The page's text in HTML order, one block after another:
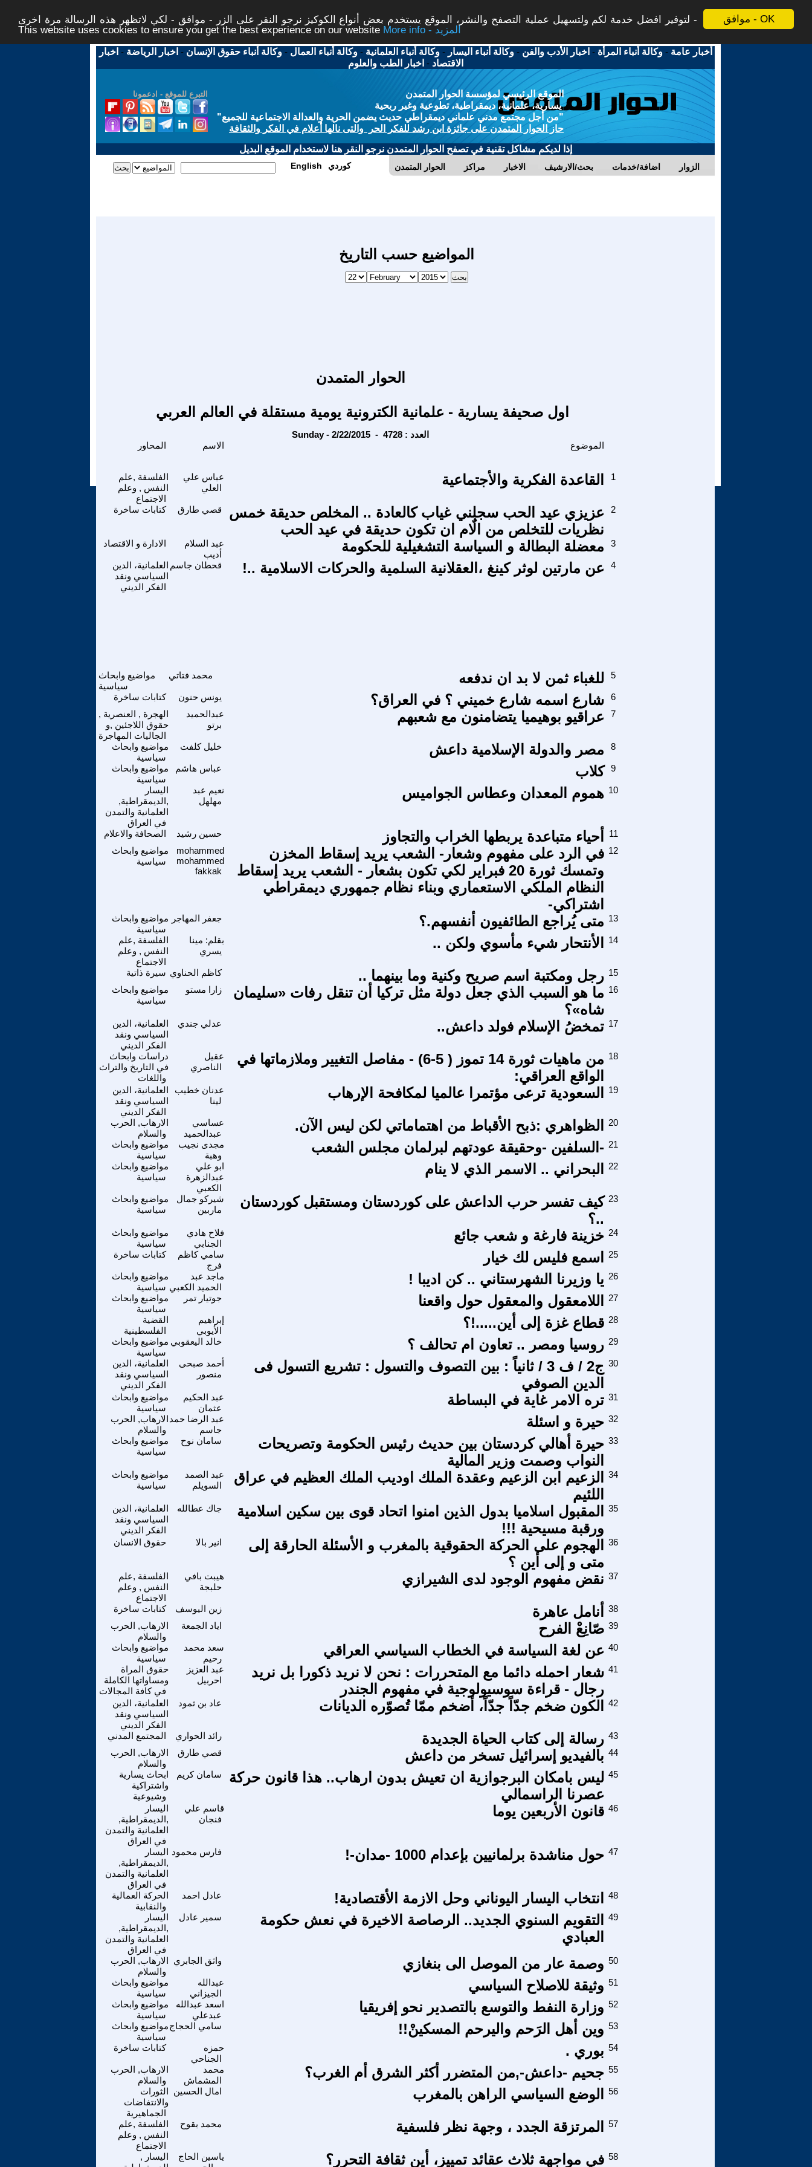
موافق - OK
لتوفير افضل خدمة لكم ولتسهيل عملية التصفح والنشر، الموقع يستخدم بعض أنواع الكوكيز نرجو النقر على الزر - موافق - لكي لاتظهر هذه الرسالة مرة اخرى -
This website uses cookies to ensure you get the best experience on our website
More info - المزيد
أخبار عامة -وكالة أنباء المرأة - اخبار الأدب والفن -وكالة أنباء اليسار -وكالة أنباء العلمانية -وكالة أنباء العمال -وكالة أنباء حقوق الإنسان - اخبار الرياضة - اخبار
الاقتصاد - اخبار الطب والعلوم
التبرع للموقع - ادعمونا
الموقع الرئيسي لمؤسسة الحوار المتمدن
يسارية، علمانية، ديمقراطية، تطوعية وغير ربحية
"من أجل مجتمع مدني علماني ديمقراطي حديث يضمن الحرية والعدالة الاجتماعية للجميع"
حاز الحوار المتمدن على جائزة ابن رشد للفكر الحر والتى نالها أعلام في الفكر والثقافة
إذا لديكم مشاكل تقنية في تصفح الحوار المتمدن نرجو النقر هنا لاستخدام الموقع البديل
الحوار المتمدن مراكز الاخبار بحث/الارشيف اضافة/خدمات الزوار English كوردي
المواضيع حسب التاريخ
الحوار المتمدن
اول صحيفة يسارية - علمانية الكترونية يومية مستقلة في العالم العربي
Sunday - 2/22/2015 - العدد : 4728
الاسم الموضوع
الفلسفة ,علم
النفس , وعلم
الاجتماع
عباس علي
العلي
القاعدة الفكرية والأجتماعية 1
كتابات ساخرة قصي طارق
عزيزي عيد الحب سجلني غياب كالعادة .. المخلص حديقة خمس
نظريات للتخلص من الٌام ان تكون حديقة في عيد الحب
2
الادارة و الاقتصاد
عبد السلام
أديب
معضلة البطالة و السياسة التشغيلية للحكومة 3
العلمانية، الدين
السياسي ونقد
الفكر الديني
قحطان جاسم عن مارتين لوثر كينغ ،العقلانية السلمية والحركات الاسلامية ..! 4
مواضيع وابحاث
سياسية
محمد فتاتي للغباء ثمن لا بد ان ندفعه 5
كتابات ساخرة يونس حنون شارع اسمه شارع خميني ؟ في العراق؟
6
الهجرة , العنصرية ,
حقوق اللاجئين ,و
الجاليات المهاجرة
عبدالحميد
برتو
عراقيو بوهيميا يتضامنون مع شعبهم 7
مواضيع وابحاث
سياسية
خليل كلفت مصر والدولة الإسلامية داعش 8
مواضيع وابحاث
سياسية
عباس هاشم كلاب 9
اليسار
,الديمقراطية,
العلمانية والتمدن
في العراق
نعيم عبد
مهلهل
هموم المعدان وعطاس الجواميس 10
الصحافة والاعلام حسين رشيد أحياء متباعدة يربطها الخراب والتجاوز
11
مواضيع وابحاث
سياسية
mohammed
mohammed
fakkak
في الرد على مفهوم وشعار- الشعب يريد إسقاط المخزن
وتمسك ثورة 20 فبراير لكي تكون بشعار - الشعب يريد إسقاط
النظام الملكي الاستعماري وبناء نظام جمهوري ديمقراطي
اشتراكي-
12
مواضيع وابحاث
سياسية
جعفر المهاجر متى يُراجع الطائفيون أنفسهم.؟ 13
الفلسفة ,علم
النفس , وعلم
الاجتماع
بقلم: مينا
يسري
الأنتحار شيء مأسوي ولكن .. 14
سيرة ذاتية كاظم الحناوي رجل ومكتبة اسم صريح وكنية وما بينهما .. 15
مواضيع وابحاث
سياسية
زارا مستو
ما هو السبب الذي جعل دولة مثل تركيا أن تنقل رفات «سليمان
شاه»؟
16
العلمانية، الدين
السياسي ونقد
الفكر الديني
عدلي جندي تمخضُ الإسلام فولد داعش.. 17
دراسات وابحاث
في التاريخ والتراث
واللغات
عقيل
الناصري
من ماهيات ثورة 14 تموز ( 5-6) - مفاصل التغيير وملازماتها في
الواقع العراقي:
18
العلمانية، الدين
السياسي ونقد
الفكر الديني
عدنان خطيب
لينا
السعودية ترعى مؤتمرا عالميا لمكافحة الإرهاب 19
الارهاب, الحرب
والسلام
عساسي
عبدالحميد
الظواهري :ذبح الأقباط من اهتماماتي لكن ليس الآن. 20
مواضيع وابحاث
سياسية
مجدى نجيب
وهبة
-السلفين -وحقيقة عودتهم لبرلمان مجلس الشعب 21
مواضيع وابحاث
سياسية
ابو علي
عبدالزهرة
الكعبي
البحراني .. الاسمر الذي لا ينام 22
مواضيع وابحاث
سياسية
شيركو جمال
ماربين
كيف تفسر حرب الداعش على كوردستان ومستقبل كوردستان
..؟
23
مواضيع وابحاث
سياسية
فلاح هادي
الجنابي
خزينة فار‌غة و شعب جائع 24
كتابات ساخرة
سامي كاظم
فرج
اسمع فليس لك خيار 25
مواضيع وابحاث
سياسية
ماجد عبد
الحميد الكعبي
يا وزيرنا الشهرستاني .. كن اديبا ! 26
مواضيع وابحاث
سياسية
جوتيار تمر اللامعقول والمعقول حول واقعنا 27
القضية
الفلسطينية
إبراهيم
الأيوبي
قطاع غزة إلى أين.....!؟ 28
مواضيع وابحاث
سياسية
خالد اليعقوبي روسيا ومصر .. تعاون ام تحالف ؟ 29
العلمانية، الدين
السياسي ونقد
الفكر الديني
أحمد صبحى
منصور
ج2 / ف 3 / ثانياً : بين التصوف والتسول : تشريع التسول فى
الدين الصوفي
30
مواضيع وابحاث
سياسية
عبد الحكيم
عثمان
تره الامر غاية في البساطة 31
الارهاب, الحرب
والسلام
عبد الرضا حمد
جاسم
حيرة و اسئلة 32
مواضيع وابحاث
سياسية
سامان نوح
حيرة أهالي كردستان بين حديث رئيس الحكومة وتصريحات
النواب وصمت وزير المالية
33
مواضيع وابحاث
سياسية
عبد الصمد
السويلم
الزعيم ابن الزعيم وعقدة الملك اوديب الملك العظيم في عراق
اللئيم
34
العلمانية، الدين
السياسي ونقد
الفكر الديني
جاك عطالله
المقبول اسلاميا بدول الذين امنوا اتحاد قوى بين سكين اسلامية
ورقبة مسيحية !!!
35
حقوق الانسان انير بالا
الهجوم على الحركة الحقوقية بالمغرب و الأسئلة الحارقة إلى
متى و إلى أين ؟
36
الفلسفة ,علم
النفس , وعلم
الاجتماع
هيبت بافي
حلبجة
نقض مفهوم الوجود لدى الشيرازي 37
كتابات ساخرة زين اليوسف أنامل عاهرة
38
الارهاب, الحرب
والسلام
اياد الجمعة صّانِعْ الفرح 39
مواضيع وابحاث
سياسية
سعد محمد
رحيم
عن لغة السياسة في الخطاب السياسي العراقي 40
حقوق المراة
ومساواتها الكاملة
في كافة المجالات
عبد العزيز
احربيل
شعار احمله دائما مع المتحررات : نحن لا نريد ذكورا بل نريد
رجال - قراءة سوسيولوجية في مفهوم الجندر
41
العلمانية، الدين
السياسي ونقد
الفكر الديني
عاد بن ثمود الكون ضخم جدّاً جدّاً، أضخم ممّا تُصوّره الديانات 42
المجتمع المدني رائد الحواري رسالة إلى كتاب الحياة الجديدة 43
الارهاب, الحرب
والسلام
قصي طارق بالفيديو إسرائيل تسخر من داعش 44
ابحاث يسارية
واشتراكية
وشيوعية
سامان كريم
ليس بامكان البرجوازية ان تعيش بدون ارهاب.. هذا قانون حركة
عصرنا الراسمالي
45
اليسار
,الديمقراطية,
العلمانية والتمدن
في العراق
قاسم علي
فنجان
قانون الأربعين يوما 46
اليسار
,الديمقراطية,
العلمانية والتمدن
في العراق
فارس محمود حول مناشدة برلمانيين بإعدام 1000 -مدان-! 47
الحركة العمالية
والنقابية
عادل احمد انتخاب اليسار اليوناني وحل الازمة الأقتصادية! 48
اليسار
,الديمقراطية,
العلمانية والتمدن
في العراق
سمير عادل
التقويم السنوي الجديد.. الرصاصة الاخيرة في نعش حكومة
العبادي
49
الارهاب, الحرب
والسلام
واثق الجابري وصمة عار من الموصل الى بنغازي 50
مواضيع وابحاث
سياسية
عبدالله
الجيزاني
وثيقة للاصلاح السياسي 51
مواضيع وابحاث
سياسية
اسعد عبدالله
عبدعلي
وزارة النفط والتوسع بالتصدير نحو إفريقيا 52
مواضيع وابحاث
سياسية
سامي الحجاج وين أهل الرَحم واليرحم المسكينْ!! 53
كتابات ساخرة
حمزه
الجناحي
بوري . 54
الارهاب, الحرب
والسلام
محمد
المشماش
جحيم -داعش-,من المتضرر أكثر الشرق أم الغرب؟ 55
الثورات
والانتفاضات
الجماهيرية
امال الحسين الوضع السياسي الراهن بالمغرب 56
الفلسفة ,علم
النفس , وعلم
الاجتماع
محمد بقوح المرتزقة الجدد ، وجهة نظر فلسفية 57
اليسار ,
ياسين الحاج
في مواجهة ثلاث عقائد تمييز، أين ثقافة التحرر؟ 58